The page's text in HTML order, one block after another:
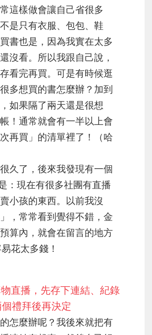
這樣做會讓自己省很多
是只有衣服、包包、鞋
書也是，因為我實在太多
沒看。所以我跟自己說，
看完再買。可是有時候逛
多想買的書怎麼辦？加到
如果隔了兩天還是很想
！通常就會有一半以上會
再買」的清單裡了！（哈
久了，後來我發現有一個
：現在有很多社團有直播
小孩的東西。以前我沒
」，常常看到覺得不錯，金
算內，就會在留言的地方
花太多錢！
直播，先存下連結、紀錄
禮拜後再決定
怎麼辦呢？我後來就把有